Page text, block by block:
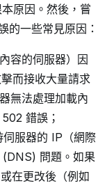
原因。然後，嘗
的一些常見原因：
容的伺服器）因
而接收大量請求
無法處理加載內
錯誤；
服器的 IP（網際
問題。如果
在更改後（例如